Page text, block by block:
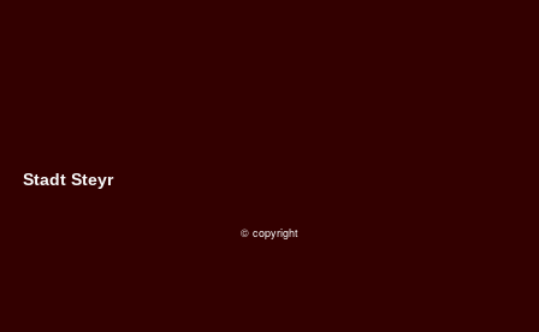
Stadt Steyr
© copyright